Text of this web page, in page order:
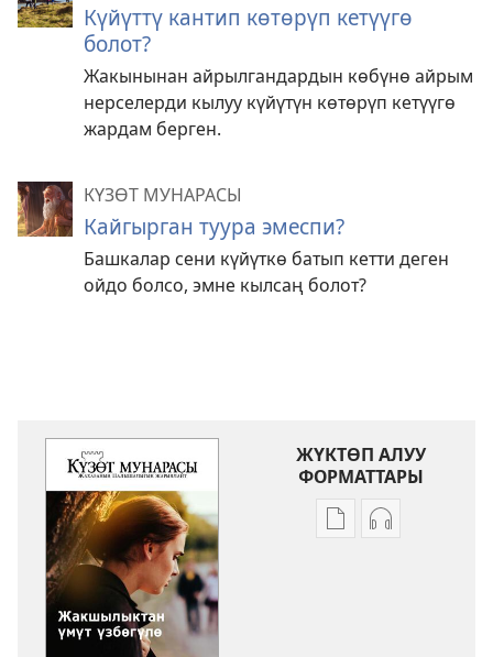
Күйүттү кантип көтөрүп кетүүгө
болот?
Жакынынан айрылгандардын көбүнө айрым
нерселерди кылуу күйүтүн көтөрүп кетүүгө
жардам берген.
КҮЗӨТ МУНАРАСЫ
Кайгырган туура эмеспи?
Башкалар сени күйүткө батып кетти деген
ойдо болсо, эмне кылсаң болот?
ЖҮКТӨП АЛУУ
ФОРМАТТАРЫ
АдабияттыАудиолорду